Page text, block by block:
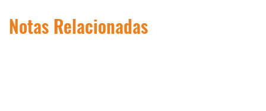
Notas Relacionadas